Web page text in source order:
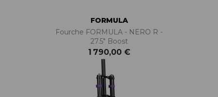
FORMULA
Fourche FORMULA - NERO R -
27.5" Boost
1 790,00 €